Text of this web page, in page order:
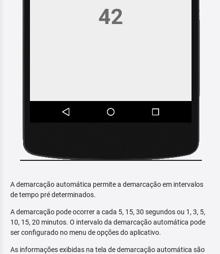
A demarcação automática permite a demarcação em intervalos
de tempo pré determinados.
A demarcação pode ocorrer a cada 5, 15, 30 segundos ou 1, 3, 5,
10, 15, 20 minutos. O intervalo da demarcação automática pode
ser configurado no menu de opções do aplicativo.
As informações exibidas na tela de demarcação automática são